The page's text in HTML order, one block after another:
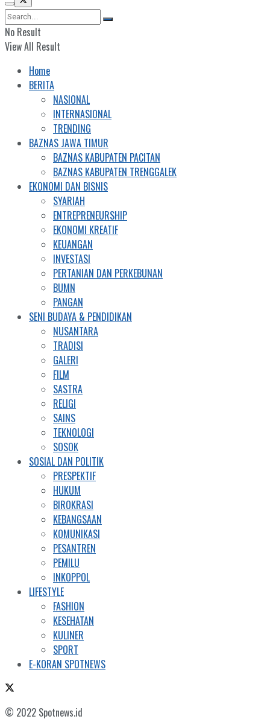
No Result
View All Result
Home
BERITA
NASIONAL
INTERNASIONAL
TRENDING
BAZNAS JAWA TIMUR
BAZNAS KABUPATEN PACITAN
BAZNAS KABUPATEN TRENGGALEK
EKONOMI DAN BISNIS
SYARIAH
ENTREPRENEURSHIP
EKONOMI KREATIF
KEUANGAN
INVESTASI
PERTANIAN DAN PERKEBUNAN
BUMN
PANGAN
SENI BUDAYA & PENDIDIKAN
NUSANTARA
TRADISI
GALERI
FILM
SASTRA
RELIGI
SAINS
TEKNOLOGI
SOSOK
SOSIAL DAN POLITIK
PRESPEKTIF
HUKUM
BIROKRASI
KEBANGSAAN
KOMUNIKASI
PESANTREN
PEMILU
INKOPPOL
LIFESTYLE
FASHION
KESEHATAN
KULINER
SPORT
E-KORAN SPOTNEWS
© 2022 Spotnews.id